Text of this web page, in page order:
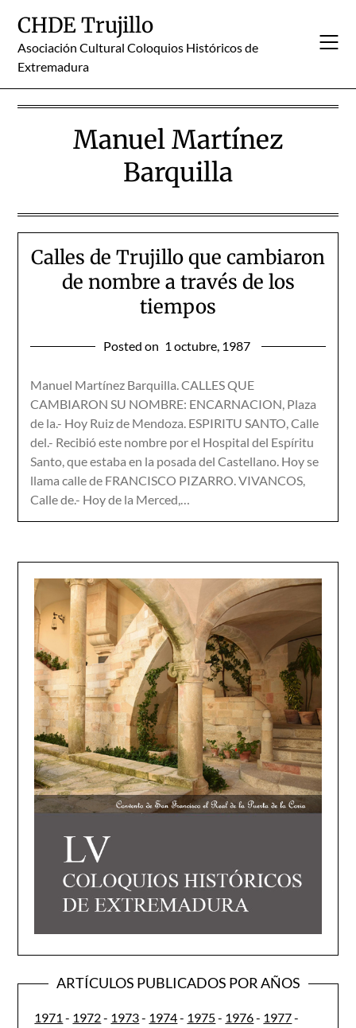
content
CHDE Trujillo
Asociación Cultural Coloquios Históricos de
Extremadura
Manuel Martínez
Barquilla
Calles de Trujillo que cambiaron
de nombre a través de los
tiempos
Posted on 1 octubre, 1987
Manuel Martínez Barquilla. CALLES QUE
CAMBIARON SU NOMBRE: ENCARNACION, Plaza
de la.- Hoy Ruiz de Mendoza. ESPIRITU SANTO, Calle
del.- Recibió este nombre por el Hospital del Espíritu
Santo, que estaba en la posada del Castellano. Hoy se
llama calle de FRANCISCO PIZARRO. VIVANCOS,
Calle de.- Hoy de la Merced,…
ARTÍCULOS PUBLICADOS POR AÑOS
1971 - 1972- 1973- 1974- 1975- 1976- 1977-